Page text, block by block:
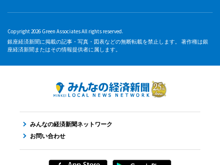
Copyright 2026 Green Associates All rights reserved.
銀座経済新聞に掲載の記事・写真・図表などの無断転載を禁止します。 著作権は銀
座経済新聞またはその情報提供者に属します。
みんなの経済新聞ネットワーク
お問い合わせ